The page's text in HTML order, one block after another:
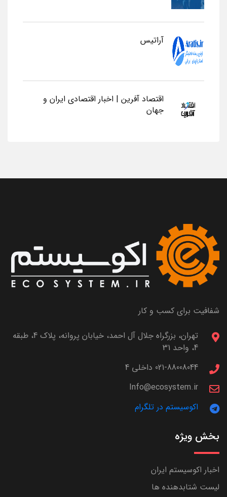
آراتیس
اقتصاد آفرین | اخبار اقتصادی ایران و
جهان
شفافیت برای کسب و کار
تهران، بزرگراه جلال آل احمد، خیابان پروانه، پلاک 4، طبقه
4، واحد 31
021-88008044 داخلی 4
Info@ecosystem.ir
اکوسیستم در تلگرام
بخش ویژه
اخبار اکوسیستم ایران
لیست شتابدهنده ها